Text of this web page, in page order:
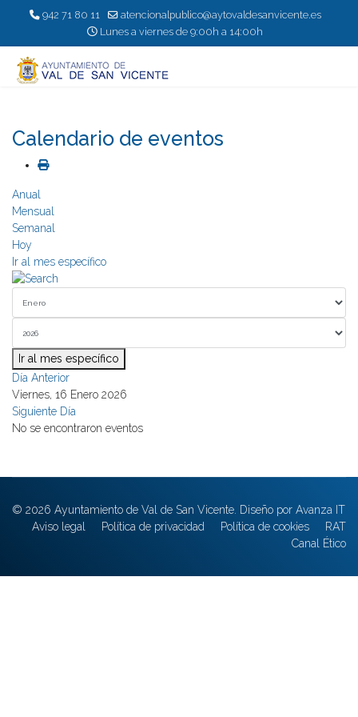
942 71 80 11
atencionalpublico@aytovaldesanvicente.es
Lunes a viernes de 9:00h a 14:00h
Calendario de eventos
Anual
Mensual
Semanal
Hoy
Ir al mes específico
Ir al mes específico
Día Anterior
Viernes, 16 Enero 2026
Siguiente Día
No se encontraron eventos
© 2026 Ayuntamiento de Val de San Vicente. Diseño por Avanza IT
Aviso legal
Política de privacidad Política de cookies
RAT
Canal Ético